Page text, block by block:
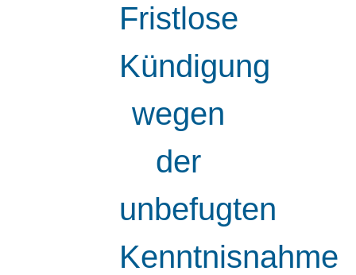
Fristlose
Kündigung
wegen
der
unbefugten
Kenntnisnahme